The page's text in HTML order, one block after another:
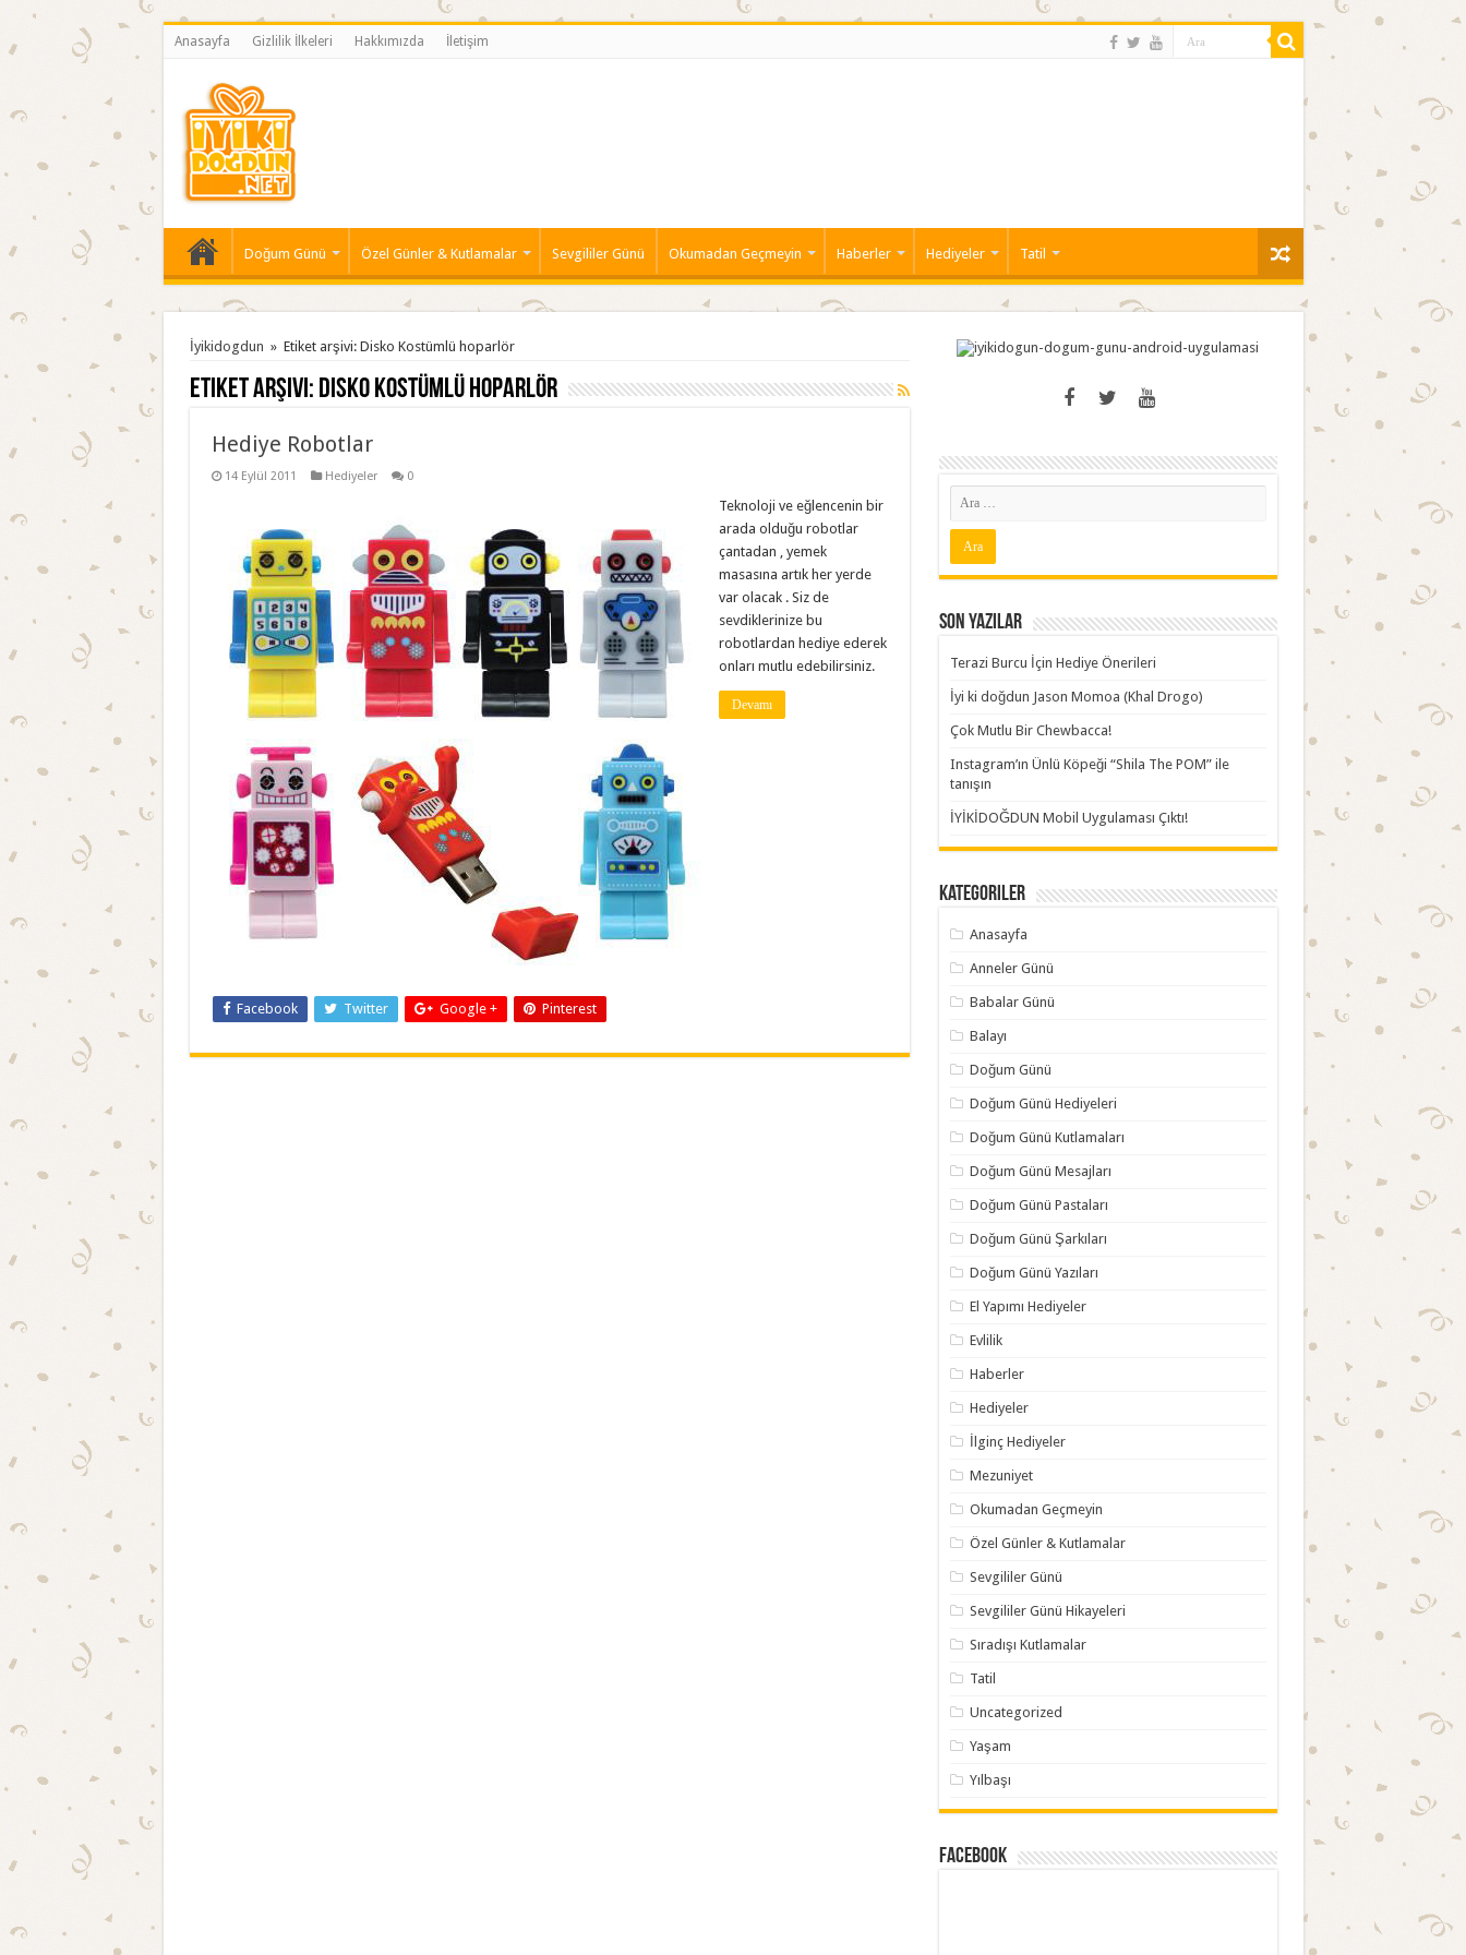
Anasayfa Gizlilik İlkeleri Hakkımızda İletişim
Doğum Günü Özel Günler & Kutlamalar Sevgililer Günü Okumadan Geçmeyin Haberler Hediyeler Tatil
İyikidogdun » Etiket arşivi: Disko Kostümlü hoparlör
Etiket arşivi: Disko Kostümlü hoparlör
Hediye Robotlar
14 Eylül 2011 Hediyeler 0
Teknoloji ve eğlencenin bir
arada olduğu robotlar
çantadan , yemek
masasına artık her yerde
var olacak . Siz de
sevdiklerinize bu
robotlardan hediye ederek
onları mutlu edebilirsiniz.
Devamı
Facebook Twitter Google + Pinterest
Son Yazılar
Terazi Burcu İçin Hediye Önerileri
İyi ki doğdun Jason Momoa (Khal Drogo)
Çok Mutlu Bir Chewbacca!
Instagram’ın Ünlü Köpeği “Shila The POM” ile
tanışın
İYİKİDOĞDUN Mobil Uygulaması Çıktı!
Kategoriler
Anasayfa
Anneler Günü
Babalar Günü
Balayı
Doğum Günü
Doğum Günü Hediyeleri
Doğum Günü Kutlamaları
Doğum Günü Mesajları
Doğum Günü Pastaları
Doğum Günü Şarkıları
Doğum Günü Yazıları
El Yapımı Hediyeler
Evlilik
Haberler
Hediyeler
İlginç Hediyeler
Mezuniyet
Okumadan Geçmeyin
Özel Günler & Kutlamalar
Sevgililer Günü
Sevgililer Günü Hikayeleri
Sıradışı Kutlamalar
Tatil
Uncategorized
Yaşam
Yılbaşı
Facebook